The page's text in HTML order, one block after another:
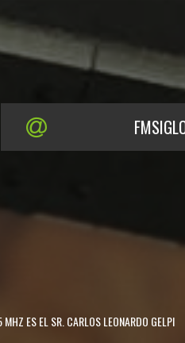
ES EL SR. CARLOS LEONARDO GELPI